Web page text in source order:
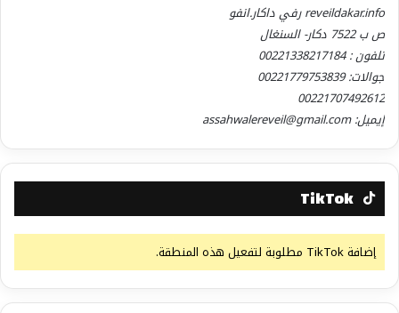
reveildakar.info رفي داكار.انفو
ص ب 7522 دكار- السنغال
تلفون : 00221338217184
جوالات: 00221779753839
00221707492612
إيميل: assahwalereveil@gmail.com
TikTok
إضافة TikTok مطلوبة لتفعيل هذه المنطقة.